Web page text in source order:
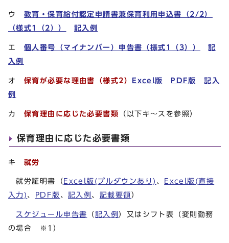
ウ
教育・保育給付認定申請書兼保育利用申込書（2/2）
（様式1（2））
記入例
エ 個人番号（マイナンバー）申告書（様式1（3））
記
入例
オ 保育が必要な理由書（様式2） Excel版 PDF版
記入
例
カ 保育理由に応じた必要書類 （以下キ～スを参照）
保育理由に応じた必要書類
キ 就労
就労証明書（ Excel版(プルダウンあり) 、
Excel版(直接
入力) 、 PDF版 、 記入例 、 記載要領 ）
スケジュール申告書 （ 記入例 ）又はシフト表（変則勤務
の場合 ※1）